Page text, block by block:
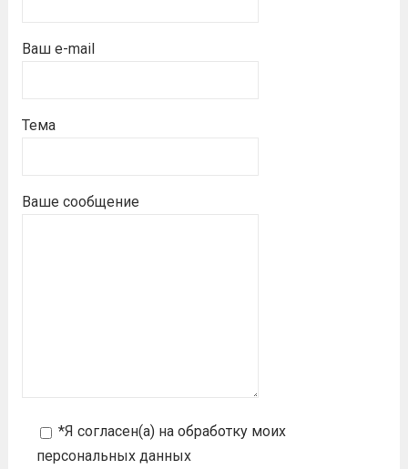
Ваш e-mail
Тема
Ваше сообщение
*Я согласен(а) на обработку моих
персональных данных